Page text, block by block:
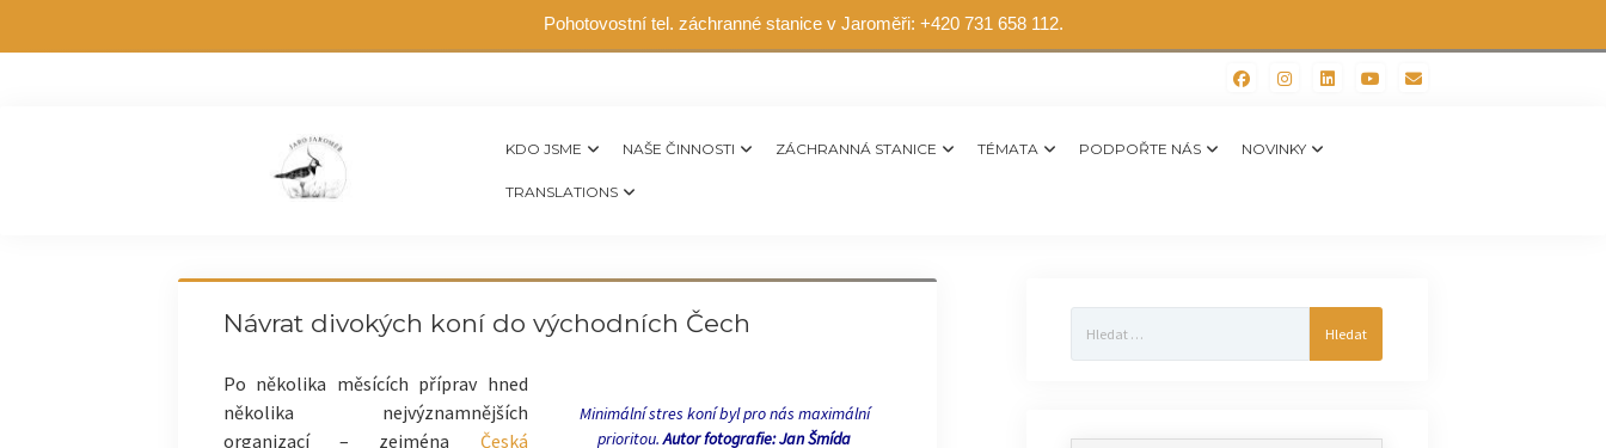
Pohotovostní tel. záchranné stanice v Jaroměři: +420 731 658 112.
KDO JSME NAŠE ČINNOSTI ZÁCHRANNÁ STANICE TÉMATA PODPOŘTE NÁS NOVINKY
TRANSLATIONS
Návrat divokých koní do východních Čech
Minimální stres koní byl pro nás maximální
prioritou.Autor fotografie: Jan Šmída
Po několika měsících příprav hned
několika nejvýznamnějších
organizací – zejména Česká